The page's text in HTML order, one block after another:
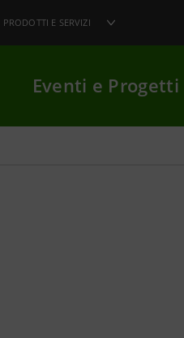
PRODOTTI E SERVIZI
Eventi e Progetti